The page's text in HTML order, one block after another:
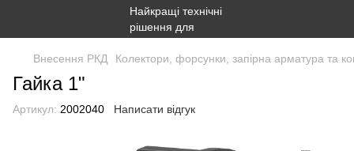
Внесення РКД Колектори, форсунки, запірна арматура та
Гайка 1"
Артикул: 2002040 Написати відгук